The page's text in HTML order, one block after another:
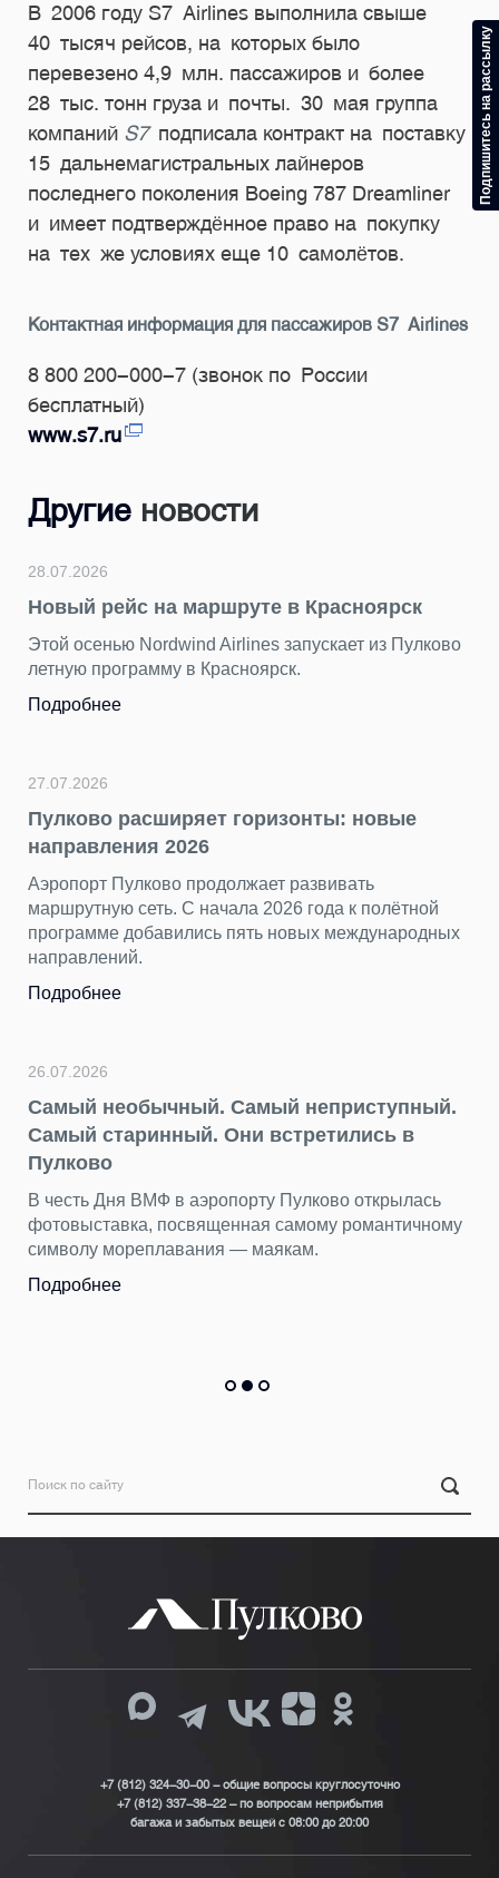
В 2006 году S7 Airlines выполнила свыше
40 тысяч рейсов, на которых было
перевезено 4,9 млн. пассажиров и более
28 тыс. тонн груза и почты. 30 мая группа
компаний S7подписала контракт на поставку
15 дальнемагистральных лайнеров
последнего поколения Boeing 787 Dreamliner
и имеет подтверждённое право на покупку
на тех же условиях еще 10 самолётов.
Контактная информация для пассажиров S7 Airlines
8 800 200-000-7 (звонок по России
бесплатный)
www.s7.ru
Другие новости
28.07.2026
Новый рейс на маршруте в Красноярск
Этой осенью Nordwind Airlines запускает из Пулково
летную программу в Красноярск.
Подробнее
27.07.2026
Пулково расширяет горизонты: новые
направления 2026
Аэропорт Пулково продолжает развивать
маршрутную сеть. С начала 2026 года к полётной
программе добавились пять новых международных
направлений.
Подробнее
26.07.2026
Самый необычный. Самый неприступный.
Самый старинный. Они встретились в
Пулково
В честь Дня ВМФ в аэропорту Пулково открылась
фотовыставка, посвященная самому романтичному
символу мореплавания — маякам.
Подробнее
+7 (812) 324-30-00 - общие вопросы круглосуточно
+7 (812) 337-38-22 – по вопросам неприбытия
багажа и забытых вещей с 08:00 до 20:00
Подпишитесь на рассылку